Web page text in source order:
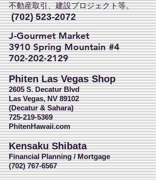
不動産取引、建設プロジェクト等。
(702) 523-2072
J-Gourmet Market
3910 Spring Mountain #4
702-202-2129
Phiten Las Vegas Shop
2605 S. Decatur Blvd
Las Vegas, NV 89102
(Decatur & Sahara)
725-219-5369
PhitenHawaii.com
Kensaku Shibata
Financial Planning / Mortgage
(702) 767-6567